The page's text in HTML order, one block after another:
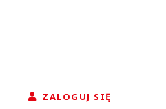
ZALOGUJ SIĘ